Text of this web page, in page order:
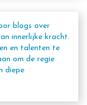
blogs over
innerlijke kracht.
en talenten te
om de regie
diepe